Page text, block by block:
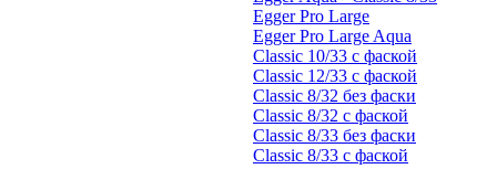
Egger Pro Large
Egger Pro Large Aqua
Classic 10/33 с фаской
Classic 12/33 с фаской
Classic 8/32 без фаски
Classic 8/32 с фаской
Classic 8/33 без фаски
Classic 8/33 с фаской